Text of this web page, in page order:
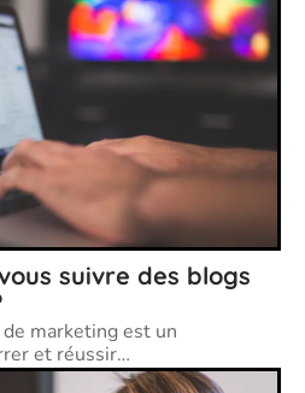
suivre des blogs
marketing est un
et réussir…